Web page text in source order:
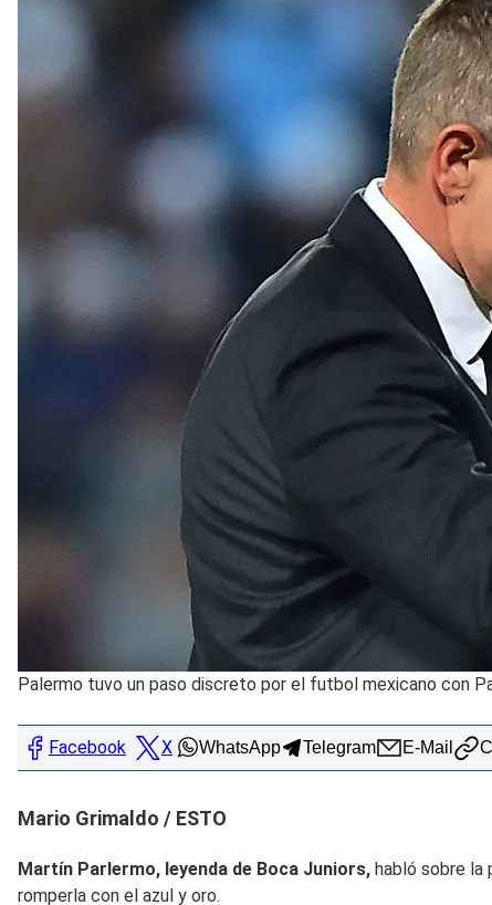
Palermo tuvo un paso discreto por el futbol mexicano con
Facebook X WhatsApp Telegram E-Mail
Mario Grimaldo / ESTO
Martín Parlermo, leyenda de Boca Juniors, habló sobre la
romperla con el azul y oro.